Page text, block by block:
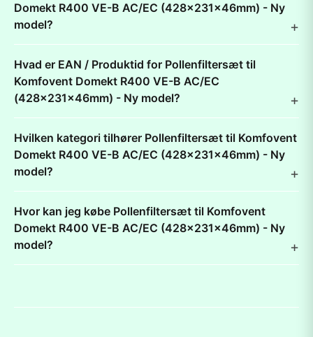
Domekt R400 VE-B AC/EC (428x231x46mm) - Ny
model?
Hvad er EAN / Produktid for Pollenfiltersæt til
Komfovent Domekt R400 VE-B AC/EC
(428x231x46mm) - Ny model?
Hvilken kategori tilhører Pollenfiltersæt til Komfovent
Domekt R400 VE-B AC/EC (428x231x46mm) - Ny
model?
Hvor kan jeg købe Pollenfiltersæt til Komfovent
Domekt R400 VE-B AC/EC (428x231x46mm) - Ny
model?